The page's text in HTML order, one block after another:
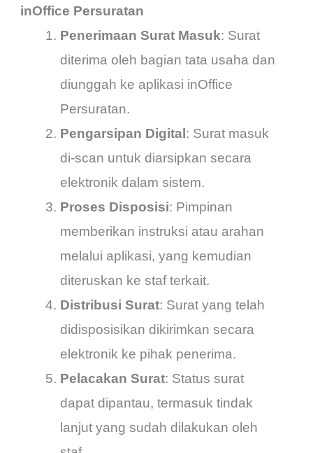
inOffice Persuratan
Penerimaan Surat Masuk: Surat
diterima oleh bagian tata usaha dan
diunggah ke aplikasi inOffice
Persuratan.
Pengarsipan Digital: Surat masuk
di-scan untuk diarsipkan secara
elektronik dalam sistem.
Proses Disposisi: Pimpinan
memberikan instruksi atau arahan
melalui aplikasi, yang kemudian
diteruskan ke staf terkait.
Distribusi Surat: Surat yang telah
didisposisikan dikirimkan secara
elektronik ke pihak penerima.
Pelacakan Surat: Status surat
dapat dipantau, termasuk tindak
lanjut yang sudah dilakukan oleh